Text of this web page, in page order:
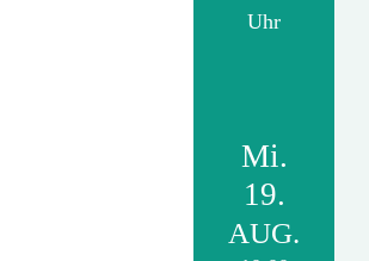
Uhr
Mi.
19.
AUG.